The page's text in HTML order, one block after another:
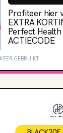
Profiteer hier
EXTRA
Perfect Health
ACTIECODE
GEBRUIKT